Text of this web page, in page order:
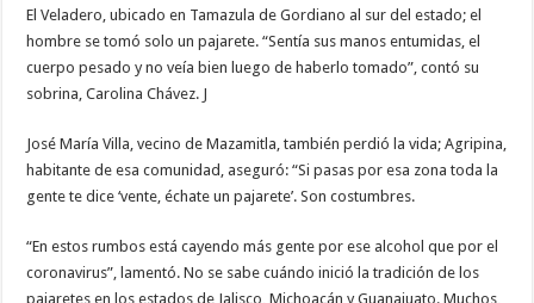
El Veladero, ubicado en Tamazula de Gordiano al sur del estado; el
hombre se tomó solo un pajarete. “Sentía sus manos entumidas, el
cuerpo pesado y no veía bien luego de haberlo tomado”, contó su
sobrina, Carolina Chávez. J
José María Villa, vecino de Mazamitla, también perdió la vida; Agripina,
habitante de esa comunidad, aseguró: “Si pasas por esa zona toda la
gente te dice ‘vente, échate un pajarete’. Son costumbres.
“En estos rumbos está cayendo más gente por ese alcohol que por el
coronavirus”, lamentó. No se sabe cuándo inició la tradición de los
pajaretes en los estados de Jalisco, Michoacán y Guanajuato. Muchos,